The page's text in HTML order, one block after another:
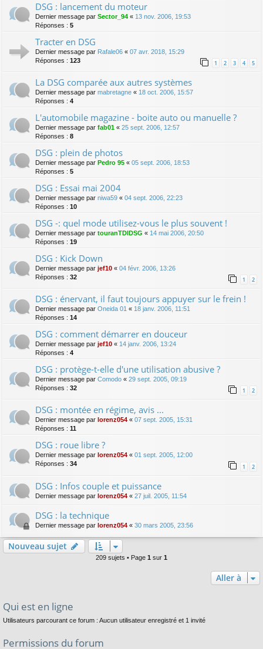
DSG : lancement du moteur
Dernier message par Sector_94 « 13 nov. 2006, 19:53
Réponses : 5
Tracter en DSG
Dernier message par Rafale06 « 07 avr. 2018, 15:29
Réponses : 123 1 2 3 4 5
La DSG comparée aux autres systèmes
Dernier message par mabretagne « 18 oct. 2006, 15:57
Réponses : 4
L'automobile magazine - boite auto ou manuelle ?
Dernier message par fab01 « 25 sept. 2006, 12:57
Réponses : 8
DSG : plein de photos
Dernier message par Pedro 95 « 05 sept. 2006, 18:53
Réponses : 5
DSG : Essai mai 2004
Dernier message par niwa59 « 04 sept. 2006, 22:23
Réponses : 10
DSG -: quel mode utilisez-vous le plus souvent !
Dernier message par touranTDIDSG « 14 mai 2006, 20:50
Réponses : 19
DSG : Kick Down
Dernier message par jef10 « 04 févr. 2006, 13:26
Réponses : 32 1 2
DSG : énervant, il faut toujours appuyer sur le frein !
Dernier message par Oneida 01 « 18 janv. 2006, 11:51
Réponses : 14
DSG : comment démarrer en douceur
Dernier message par jef10 « 14 janv. 2006, 13:24
Réponses : 4
DSG : protège-t-elle d'une utilisation abusive ?
Dernier message par Comodo « 29 sept. 2005, 09:19
Réponses : 32 1 2
DSG : montée en régime, avis ...
Dernier message par lorenz054 « 07 sept. 2005, 15:31
Réponses : 11
DSG : roue libre ?
Dernier message par lorenz054 « 01 sept. 2005, 12:00
Réponses : 34 1 2
DSG : Infos couple et puissance
Dernier message par lorenz054 « 27 juil. 2005, 11:54
DSG : la technique
Dernier message par lorenz054 « 30 mars 2005, 23:56
Nouveau sujet
209 sujets • Page 1 sur 1
Aller à
Qui est en ligne
Utilisateurs parcourant ce forum : Aucun utilisateur enregistré et 1 invité
Permissions du forum